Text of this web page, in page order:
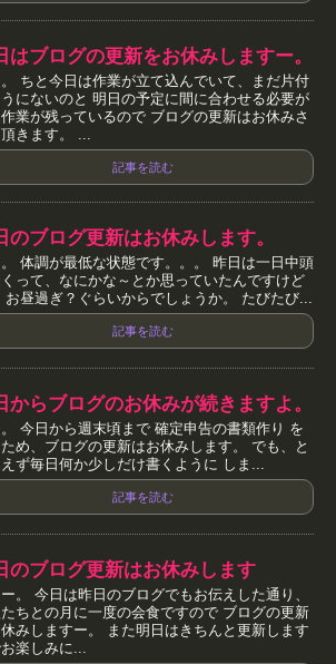
はブログの更新をお休みしますー。
。 ちと今日は作業が立て込んでいて、まだ片付
うにないのと 明日の予定に間に合わせる必要が
業が残っているので ブログの更新はお休みさ
きます。 ...
記事を読む
のブログ更新はお休みします。
。 体調が最低な状態です。。。 昨日は一日中頭
って、なにかな～とか思っていたんですけど
お昼過ぎ？ぐらいからでしょうか。 たびたび...
記事を読む
からブログのお休みが続きますよ。
。 今日から週末頃まで 確定申告の書類作り を
め、ブログの更新はお休みします。 でも、と
えず毎日何か少しだけ書くように しま...
記事を読む
のブログ更新はお休みします
。 今日は昨日のブログでもお伝えした通り、
ちとの月に一度の会食ですので ブログの更新
みしますー。 また明日はきちんと更新します
楽しみに...